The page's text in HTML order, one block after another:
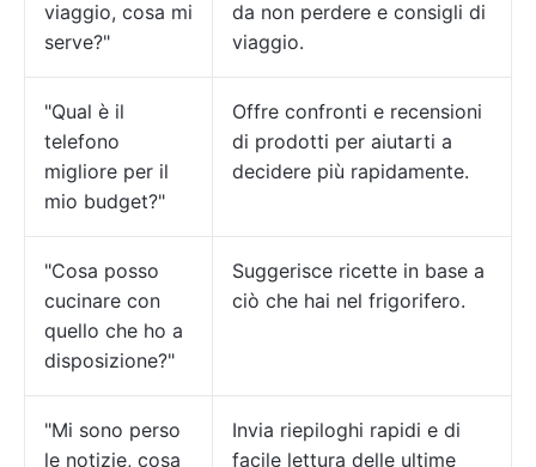
viaggio, cosa mi
serve?"
da non perdere e consigli di
viaggio.
"Qual è il
telefono
migliore per il
mio budget?"
Offre confronti e recensioni
di prodotti per aiutarti a
decidere più rapidamente.
"Cosa posso
cucinare con
quello che ho a
disposizione?"
Suggerisce ricette in base a
ciò che hai nel frigorifero.
"Mi sono perso
le notizie, cosa
Invia riepiloghi rapidi e di
facile lettura delle ultime